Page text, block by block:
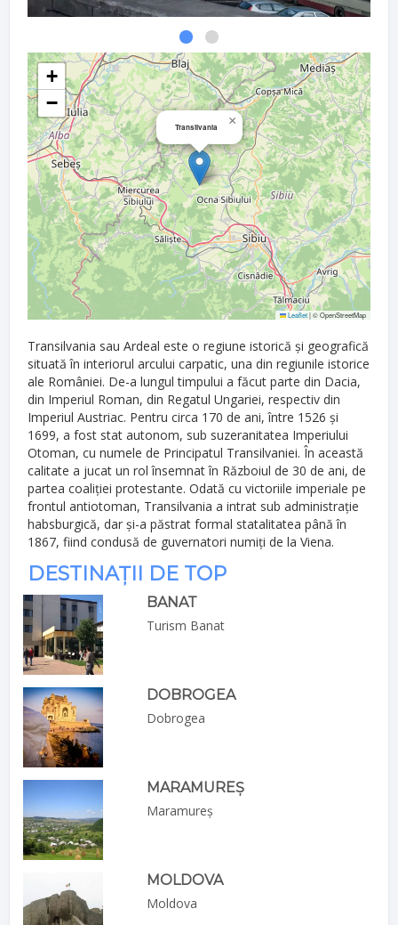
Transilvania ×
+
−
Leaflet|© OpenStreetMap
Transilvania sau Ardeal este o regiune istorică și geografică
situată în interiorul arcului carpatic, una din regiunile istorice
ale României. De-a lungul timpului a făcut parte din Dacia,
din Imperiul Roman, din Regatul Ungariei, respectiv din
Imperiul Austriac. Pentru circa 170 de ani, între 1526 și
1699, a fost stat autonom, sub suzeranitatea Imperiului
Otoman, cu numele de Principatul Transilvaniei. În această
calitate a jucat un rol însemnat în Războiul de 30 de ani, de
partea coaliției protestante. Odată cu victoriile imperiale pe
frontul antiotoman, Transilvania a intrat sub administrație
habsburgică, dar și-a păstrat formal statalitatea până în
1867, fiind condusă de guvernatori numiți de la Viena.
DESTINAȚII DE TOP
BANAT
Turism Banat
DOBROGEA
Dobrogea
MARAMUREȘ
Maramureș
MOLDOVA
Moldova